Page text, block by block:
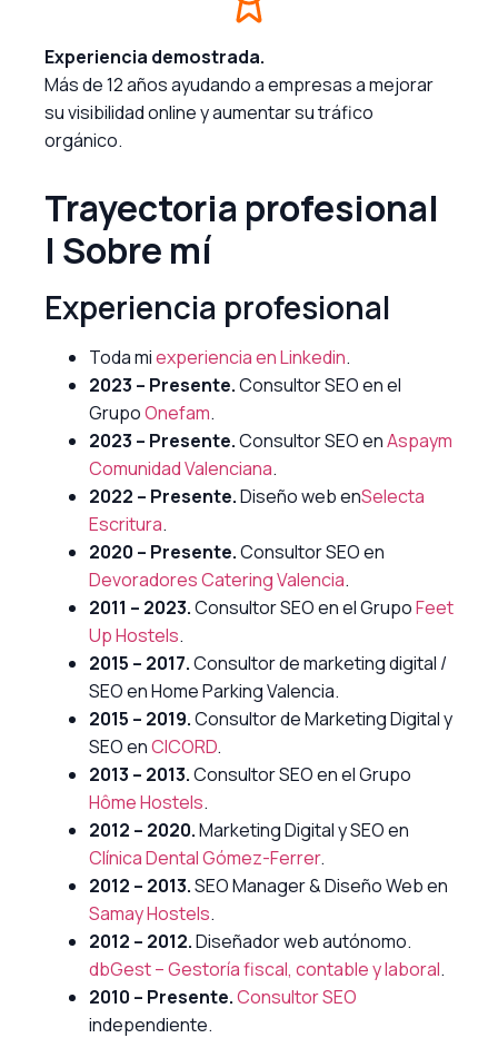
Experiencia demostrada.
Más de 12 años ayudando a empresas a mejorar
su visibilidad online y aumentar su tráfico
orgánico.
Trayectoria profesional
| Sobre mí
Experiencia profesional
Toda miexperiencia en Linkedin.
2023 – Presente.Consultor SEO en el
GrupoOnefam.
2023 – Presente.Consultor SEO enAspaym
Comunidad Valenciana.
2022 – Presente.Diseño web enSelecta
Escritura.
2020 – Presente.Consultor SEO en
Devoradores Catering Valencia.
2011 – 2023.Consultor SEO en el GrupoFeet
Up Hostels.
2015 – 2017.Consultor de marketing digital /
SEO en Home Parking Valencia.
2015 – 2019.Consultor de Marketing Digital y
SEO enCICORD.
2013 – 2013.Consultor SEO en el Grupo
Hôme Hostels.
2012 – 2020.Marketing Digital y SEO en
Clínica Dental Gómez-Ferrer.
2012 – 2013.SEO Manager & Diseño Web en
Samay Hostels.
2012 – 2012.Diseñador web autónomo.
dbGest – Gestoría fiscal, contable y laboral.
2010 – Presente.Consultor SEO
independiente.